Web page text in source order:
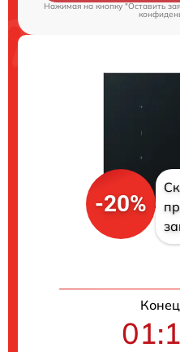
Нажимая на кнопку "Оставить
-20%